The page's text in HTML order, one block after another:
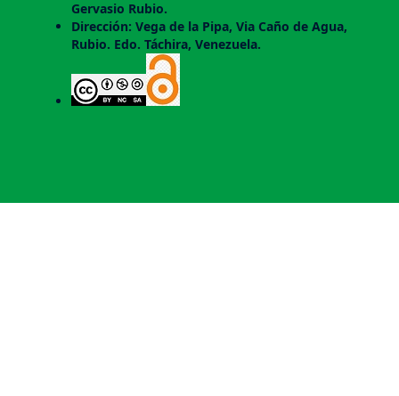
Gervasio Rubio.
Dirección: Vega de la Pipa, Via Caño de Agua,
Rubio. Edo. Táchira, Venezuela.